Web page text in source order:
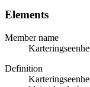
Elements
Member name
Definition